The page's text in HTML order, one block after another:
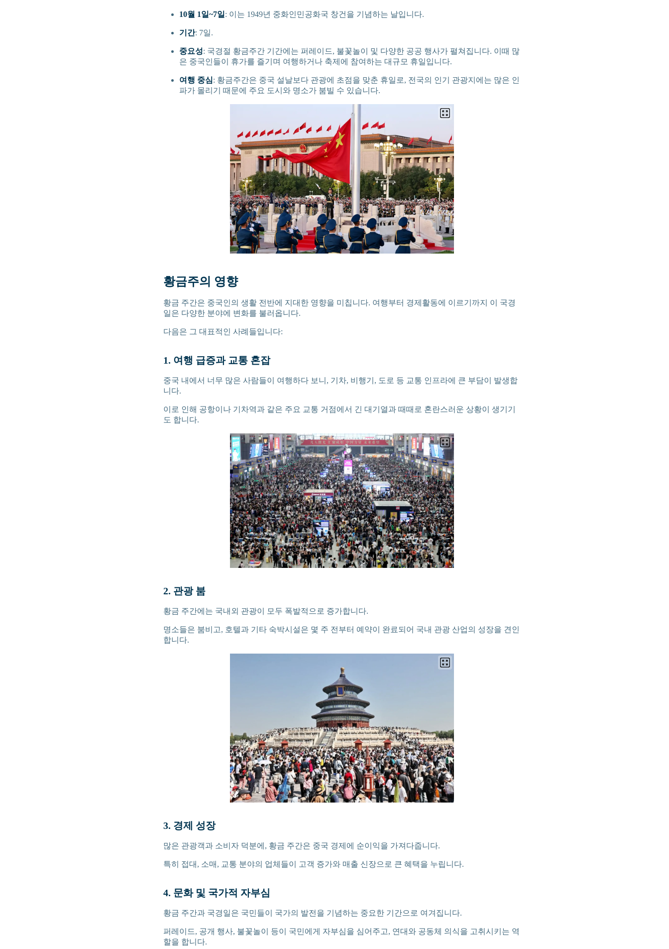
10월 1일~7일 : 이는 1949년 중화인민공화국 창건을 기념하는 날입니다.
기간: 7일.
중요성: 국경절 황금주간 기간에는 퍼레이드, 불꽃놀이 및 다양한 공공 행사가 펼쳐집니다. 이때 많
은 중국인들이 휴가를 즐기며 여행하거나 축제에 참여하는 대규모 휴일입니다.
여행 중심: 황금주간은 중국 설날보다 관광에 초점을 맞춘 휴일로, 전국의 인기 관광지에는 많은 인
파가 몰리기 때문에 주요 도시와 명소가 붐빌 수 있습니다.
황금주의 영향
황금 주간은 중국인의 생활 전반에 지대한 영향을 미칩니다. 여행부터 경제활동에 이르기까지 이 국경
일은 다양한 분야에 변화를 불러옵니다.
다음은 그 대표적인 사례들입니다:
1. 여행 급증과 교통 혼잡
중국 내에서 너무 많은 사람들이 여행하다 보니, 기차, 비행기, 도로 등 교통 인프라에 큰 부담이 발생합
니다.
이로 인해 공항이나 기차역과 같은 주요 교통 거점에서 긴 대기열과 때때로 혼란스러운 상황이 생기기
도 합니다.
2. 관광 붐
황금 주간에는 국내외 관광이 모두 폭발적으로 증가합니다.
명소들은 붐비고, 호텔과 기타 숙박시설은 몇 주 전부터 예약이 완료되어 국내 관광 산업의 성장을 견인
합니다.
3. 경제 성장
많은 관광객과 소비자 덕분에, 황금 주간은 중국 경제에 순이익을 가져다줍니다.
특히 접대, 소매, 교통 분야의 업체들이 고객 증가와 매출 신장으로 큰 혜택을 누립니다.
4. 문화 및 국가적 자부심
황금 주간과 국경일은 국민들이 국가의 발전을 기념하는 중요한 기간으로 여겨집니다.
퍼레이드, 공개 행사, 불꽃놀이 등이 국민에게 자부심을 심어주고, 연대와 공동체 의식을 고취시키는 역
할을 합니다.